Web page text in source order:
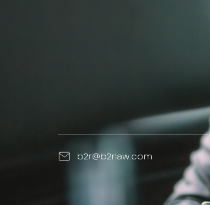
b2r@b2rlaw.com